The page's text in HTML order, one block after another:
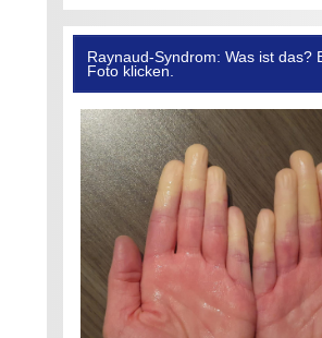
Raynaud-Syndrom: Was ist das?
Foto klicken.